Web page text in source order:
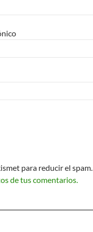
para reducir el spam.
de tus comentarios.